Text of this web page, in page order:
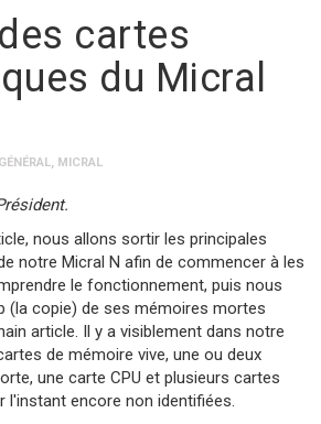
cartes
du Micral
GÉNÉRAL, MICRAL
nous allons sortir les principales
notre Micral N afin de commencer à les
le fonctionnement, puis nous
(la copie) de ses mémoires mortes
article. Il y a visiblement dans notre
de mémoire vive, une ou deux
une carte CPU et plusieurs cartes
encore non identifiées.